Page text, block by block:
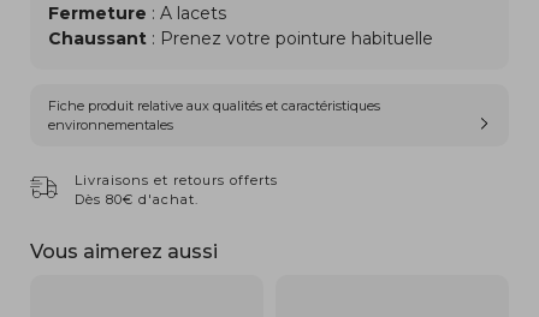
Fermeture : A lacets
Chaussant : Prenez votre pointure habituelle
Fiche produit relative aux qualités et caractéristiques
environnementales
Livraisons et retours offerts
Dès 80€ d'achat.
Vous aimerez aussi